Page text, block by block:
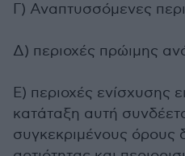
Γ) Αναπτυσσόμενες
Δ) περιοχές πρώιμης
Ε) περιοχές ενίσχυσης
κατάταξη αυτή
συγκεκριμένους όρους